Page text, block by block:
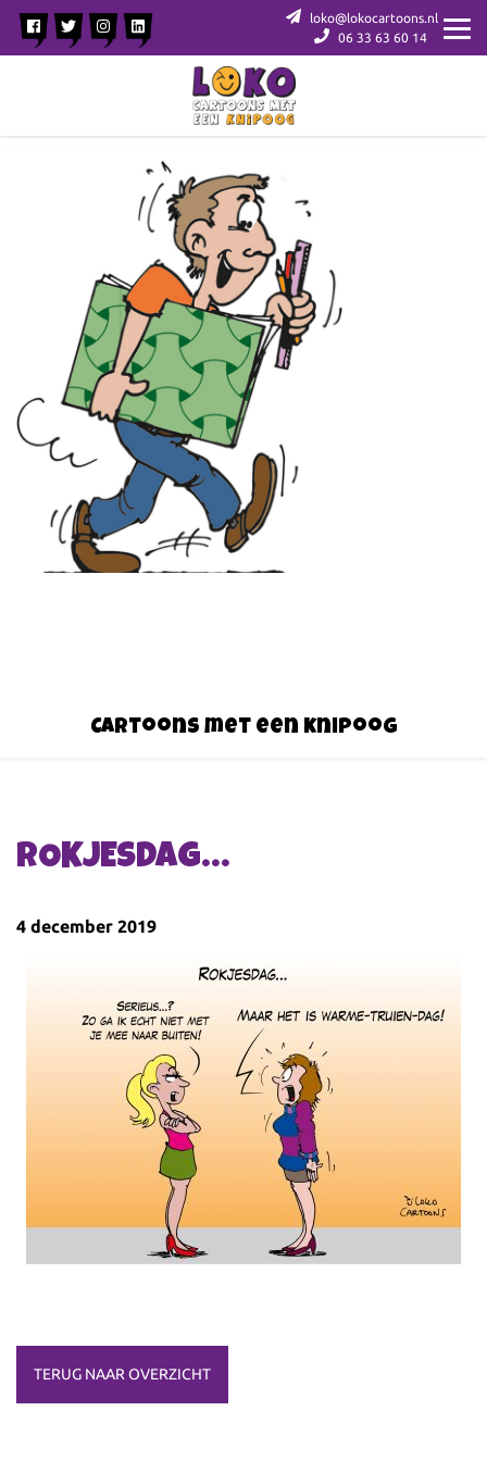
loko@lokocartoons.nl
06 33 63 60 14
Cartoons met een knipoog
ROKJESDAG…
4 december 2019
TERUG NAAR OVERZICHT